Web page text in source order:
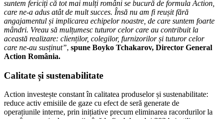
suntem fericiți că tot mai mulți români se bucură de formula Action,
care ne-a adus atât de mult succes. Însă nu am fi reușit fără
angajamentul și implicarea echipelor noastre, de care suntem foarte
mândri. Vreau să mulțumesc tuturor celor care au contribuit la
această realizare: clienților, colegilor, furnizorilor și tuturor celor
care ne-au susținut”, spune Boyko Tchakarov, Director General
Action România.
Calitate și sustenabilitate
Action investește constant în calitatea produselor și sustenabilitate:
reduce activ emisiile de gaze cu efect de seră generate de
operațiunile interne, prin inițiative precum eliminarea racordurilor la